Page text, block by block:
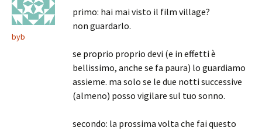
byb
primo: hai mai visto il film village?
non guardarlo.
se proprio proprio devi (e in effetti è
bellissimo, anche se fa paura) lo guardiamo
assieme. ma solo se le due notti successive
(almeno) posso vigilare sul tuo sonno.
secondo: la prossima volta che fai questo